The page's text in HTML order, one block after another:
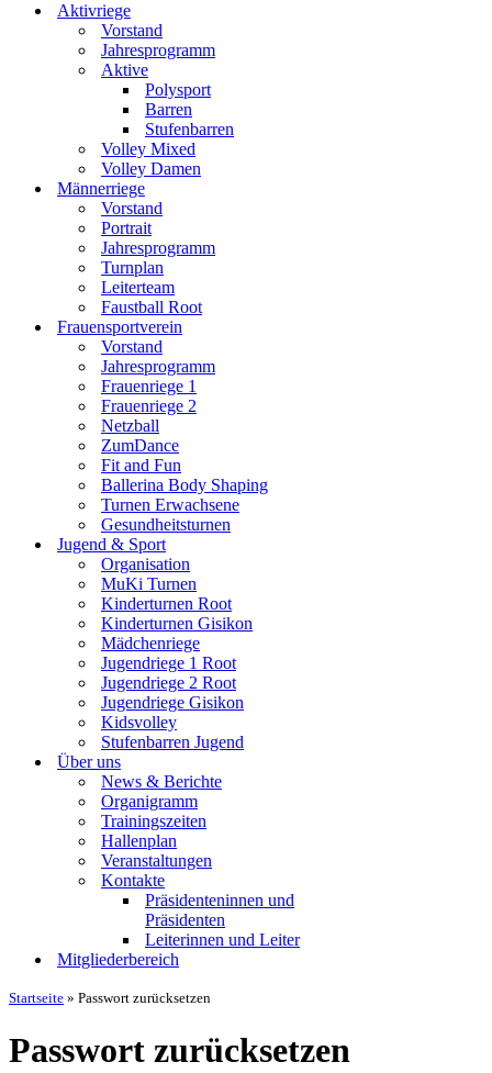
Aktivriege
Vorstand
Jahresprogramm
Aktive
Polysport
Barren
Stufenbarren
Volley Mixed
Volley Damen
Männerriege
Vorstand
Portrait
Jahresprogramm
Turnplan
Leiterteam
Faustball Root
Frauensportverein
Vorstand
Jahresprogramm
Frauenriege 1
Frauenriege 2
Netzball
ZumDance
Fit and Fun
Ballerina Body Shaping
Turnen Erwachsene
Gesundheitsturnen
Jugend & Sport
Organisation
MuKi Turnen
Kinderturnen Root
Kinderturnen Gisikon
Mädchenriege
Jugendriege 1 Root
Jugendriege 2 Root
Jugendriege Gisikon
Kidsvolley
Stufenbarren Jugend
Über uns
News & Berichte
Organigramm
Trainingszeiten
Hallenplan
Veranstaltungen
Kontakte
Präsidenteninnen und
Präsidenten
Leiterinnen und Leiter
Mitgliederbereich
Startseite » Passwort zurücksetzen
Passwort zurücksetzen